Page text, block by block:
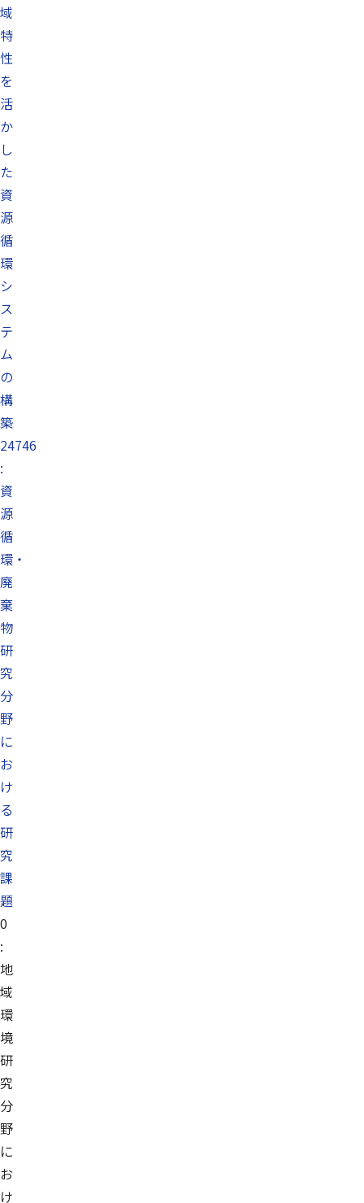
域
特
性
を
活
か
し
た
資
源
循
環
シ
ス
テ
ム
の
構
築
24746
:
資
源
循
環・
廃
棄
物
研
究
分
野
に
お
け
る
研
究
課
題
0
:
地
域
環
境
研
究
分
野
に
お
け